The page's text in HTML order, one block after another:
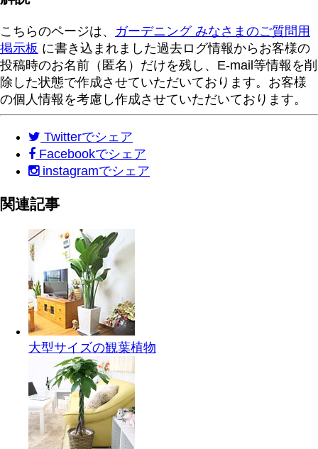
こちらのページは、 ガーデニング みなさまのご質問用
掲示板 に書き込まれました過去ログ情報からお客様の
投稿時のお名前（匿名）だけを残し、E-mail等情報を削
除した状態で作成させていただいております。お客様
の個人情報を考慮し作成させていただいております。
Twitterでシェア
Facebookでシェア
instagramでシェア
関連記事
大型サイズの観葉植物